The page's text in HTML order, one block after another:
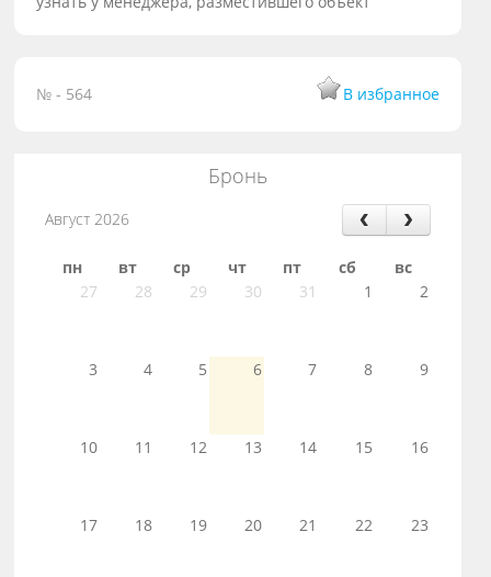
№ - 564 В избранное
Бронь
Август 2026
пн вт ср чт пт сб
вс
27
28 29 30 31 1 2
3 4 5 6 7 8 9
10 11 12 13 14 15 16
17 18 19 20 21 22 23